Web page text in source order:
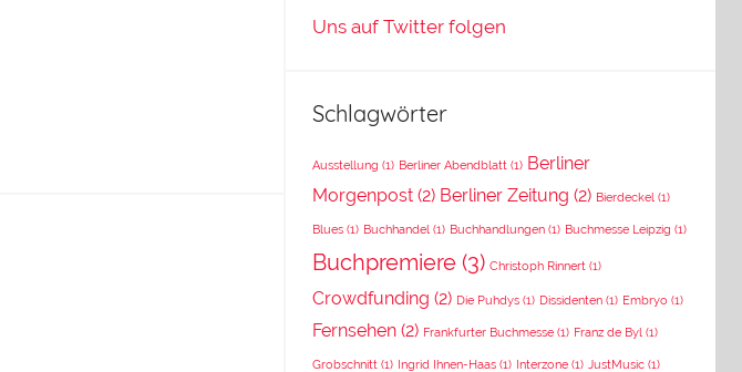
Uns auf Twitter folgen
Schlagwörter
Ausstellung (1) Berliner Abendblatt(1) Berliner
Morgenpost(2) Berliner Zeitung (2) Bierdeckel (1)
Blues(1) Buchhandel (1) Buchhandlungen(1) Buchmesse Leipzig (1)
Buchpremiere(3) Christoph Rinnert(1)
Crowdfunding (2) Die Puhdys(1) Dissidenten(1) Embryo (1)
Fernsehen(2) Frankfurter Buchmesse(1) Franz de Byl (1)
Grobschnitt(1) Ingrid Ihnen-Haas(1) Interzone(1) JustMusic(1)